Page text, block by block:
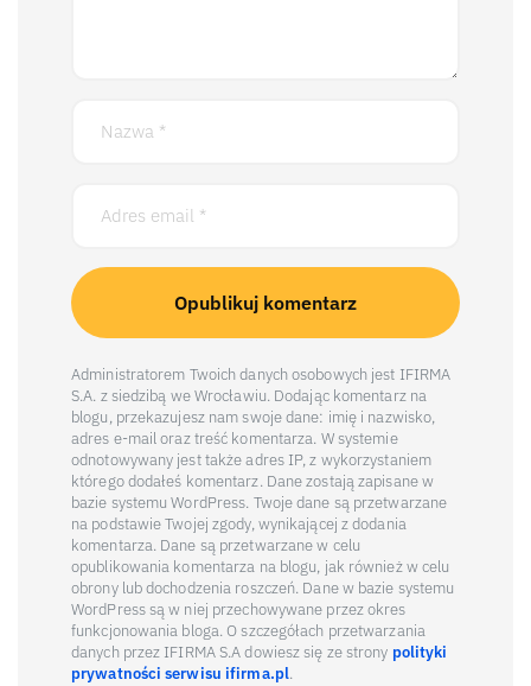
Administratorem Twoich danych osobowych jest IFIRMA
S.A. z siedzibą we Wrocławiu. Dodając komentarz na
blogu, przekazujesz nam swoje dane: imię i nazwisko,
adres e-mail oraz treść komentarza. W systemie
odnotowywany jest także adres IP, z wykorzystaniem
którego dodałeś komentarz. Dane zostają zapisane w
bazie systemu WordPress. Twoje dane są przetwarzane
na podstawie Twojej zgody, wynikającej z dodania
komentarza. Dane są przetwarzane w celu
opublikowania komentarza na blogu, jak również w celu
obrony lub dochodzenia roszczeń. Dane w bazie systemu
WordPress są w niej przechowywane przez okres
funkcjonowania bloga. O szczegółach przetwarzania
danych przez IFIRMA S.A dowiesz się ze strony polityki
prywatności serwisu ifirma.pl.